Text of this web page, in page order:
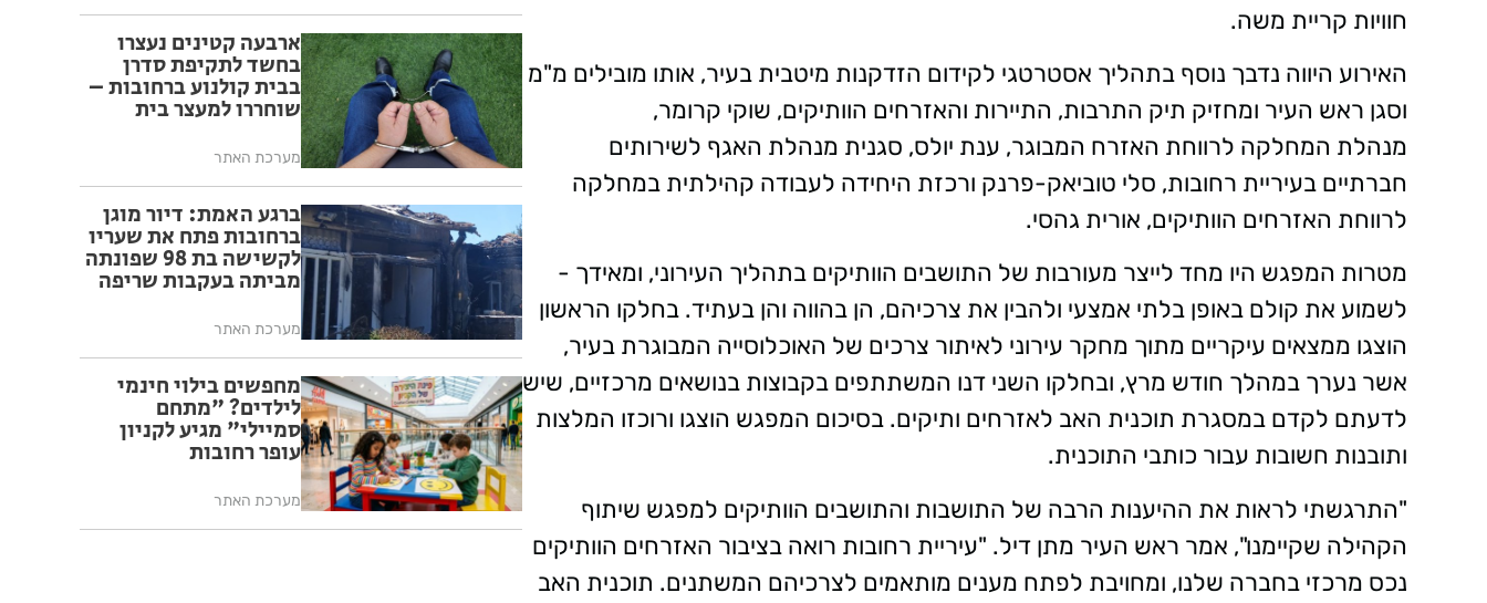
חוויות קריית משה.
האירוע היווה נדבך נוסף בתהליך אסטרטגי לקידום הזדקנות מיטבית בעיר, אותו מובילים מ"מ
וסגן ראש העיר ומחזיק תיק התרבות, התיירות והאזרחים הוותיקים, שוקי קרומר,
מנהלת המחלקה לרווחת האזרח המבוגר, ענת יולס, סגנית מנהלת האגף לשירותים
חברתיים בעיריית רחובות, סלי טוביאק-פרנק ורכזת היחידה לעבודה קהילתית במחלקה
לרווחת האזרחים הוותיקים, אורית גהסי.
מטרות המפגש היו מחד לייצר מעורבות של התושבים הוותיקים בתהליך העירוני, ומאידך -
לשמוע את קולם באופן בלתי אמצעי ולהבין את צרכיהם, הן בהווה והן בעתיד. בחלקו הראשון
הוצגו ממצאים עיקריים מתוך מחקר עירוני לאיתור צרכים של האוכלוסייה המבוגרת בעיר,
אשר נערך במהלך חודש מרץ, ובחלקו השני דנו המשתתפים בקבוצות בנושאים מרכזיים, שיש
לדעתם לקדם במסגרת תוכנית האב לאזרחים ותיקים. בסיכום המפגש הוצגו ורוכזו המלצות
ותובנות חשובות עבור כותבי התוכנית.
"התרגשתי לראות את ההיענות הרבה של התושבות והתושבים הוותיקים למפגש שיתוף
הקהילה שקיימנו", אמר ראש העיר מתן דיל. "עיריית רחובות רואה בציבור האזרחים הוותיקים
נכס מרכזי בחברה שלנו, ומחויבת לפתח מענים מותאמים לצרכיהם המשתנים. תוכנית האב
ארבעה קטינים נעצרו
בחשד לתקיפת סדרן
בבית קולנוע ברחובות –
שוחררו למעצר בית
מערכת האתר
ברגע האמת: דיור מוגן
ברחובות פתח את שעריו
לקשישה בת 98 שפונתה
מביתה בעקבות שריפה
מערכת האתר
מחפשים בילוי חינמי
לילדים? "מתחם
סמיילי" מגיע לקניון
עופר רחובות
מערכת האתר